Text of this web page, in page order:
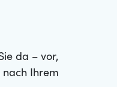
da – vor,
Ihrem